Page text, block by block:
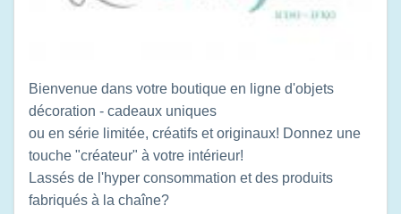
Bienvenue dans votre boutique en ligne d'objets
décoration - cadeaux uniques
ou en série limitée, créatifs et originaux! Donnez une
touche "créateur" à votre intérieur!
Lassés de l'hyper consommation et des produits
fabriqués à la chaîne?